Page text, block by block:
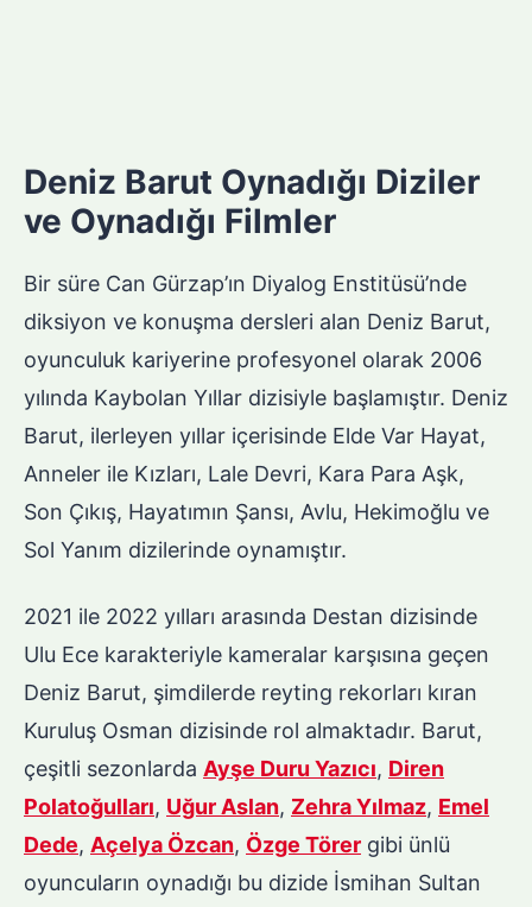
Deniz Barut Oynadığı Diziler
ve Oynadığı Filmler
Bir süre Can Gürzap’ın Diyalog Enstitüsü’nde
diksiyon ve konuşma dersleri alan Deniz Barut,
oyunculuk kariyerine profesyonel olarak 2006
yılında Kaybolan Yıllar dizisiyle başlamıştır. Deniz
Barut, ilerleyen yıllar içerisinde Elde Var Hayat,
Anneler ile Kızları, Lale Devri, Kara Para Aşk,
Son Çıkış, Hayatımın Şansı, Avlu, Hekimoğlu ve
Sol Yanım dizilerinde oynamıştır.
2021 ile 2022 yılları arasında Destan dizisinde
Ulu Ece karakteriyle kameralar karşısına geçen
Deniz Barut, şimdilerde reyting rekorları kıran
Kuruluş Osman dizisinde rol almaktadır. Barut,
çeşitli sezonlarda Ayşe Duru Yazıcı, Diren
Polatoğulları, Uğur Aslan, Zehra Yılmaz, Emel
Dede, Açelya Özcan, Özge Törer gibi ünlü
oyuncuların oynadığı bu dizide İsmihan Sultan